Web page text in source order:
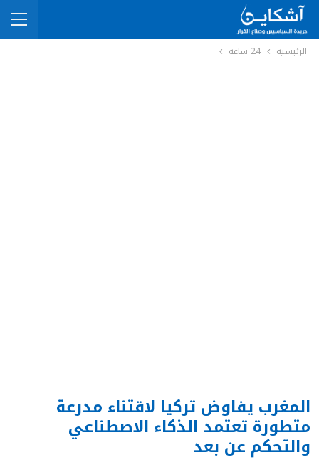
الرئيسية 24 ساعة
المغرب يفاوض تركيا لاقتناء مدرعة
متطورة تعتمد الذكاء الاصطناعي
والتحكم عن بعد